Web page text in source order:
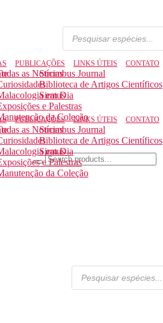
as Notícias
em Dia
e Palestras
da Coleção
PUBLICAÇÕES
Strombus Journal
Biblioteca de Artigos Científicos
Siratus
LINKS ÚTEIS CONTATO
as Notícias
em Dia
e Palestras
da Coleção
PUBLICAÇÕES
Strombus Journal
Biblioteca de Artigos Científicos
Siratus
LINKS ÚTEIS CONTATO